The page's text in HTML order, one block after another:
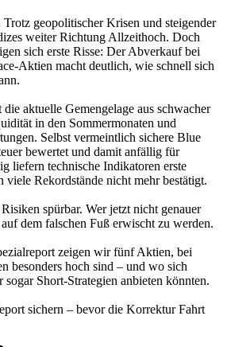
geopolitischer Krisen und steigender
weiter Richtung Allzeithoch. Doch
sich erste Risse: Der Abverkauf bei
Aktien macht deutlich, wie schnell sich
aktuelle Gemengelage aus schwacher
in den Sommermonaten und
Selbst vermeintlich sichere Blue
bewertet und damit anfällig für
liefern technische Indikatoren erste
viele Rekordstände nicht mehr bestätigt.
spürbar. Wer jetzt nicht genauer
dem falschen Fuß erwischt zu werden.
zeigen wir fünf Aktien, bei
besonders hoch sind – und wo sich
Short-Strategien anbieten könnten.
sichern – bevor die Korrektur Fahrt